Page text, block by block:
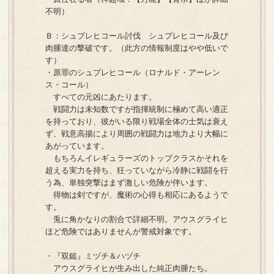
不明）
Ｂ：シュプレヒコール討伐 シュプレヒコール及び
肉腫達の撃破です。（此方の情報制度はやや低いで
す）
・原罪のシュプレヒコール（ロナルド・アーレン
ス・コール）
すべての元凶にあたります。
戦闘力は未知数ですが指揮統制に極めて高い適正
を持っており、彼がいる限り戦場全体の士気は衰え
ず、戦意高揚により周囲の戦闘力は地力より大幅に
あがっています。
もちろんイレギュラーズのトップクラスかそれを
超える実力を持ち、狂っていながら冷静に戦闘を行
う為、単独突撃はまず激しい危険が伴います。
得物は剣ですが、魔術の心得も相応にあるようで
す。
兎に角かなりの割合で詳細不明。アウスグライヒ
ほど危険ではありませんが警戒対象です。
・『双鎚』ミヅチ＆ハヅチ
アウスグライヒが生み出した純正肉腫たち。